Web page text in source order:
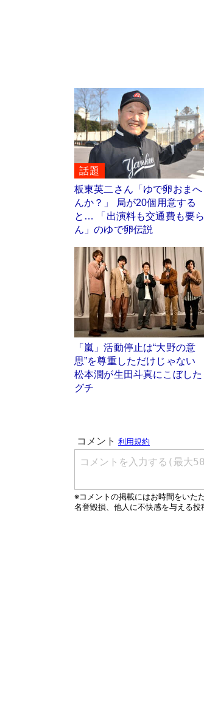
話題
板東英二さん「ゆで卵おまへ
んか？」 局が20個用意する
と… 「出演料も交通費も要ら
ん」のゆで卵伝説
「嵐」活動停止は“大野の意
思”を尊重しただけじゃない
松本潤が生田斗真にこぼした
グチ